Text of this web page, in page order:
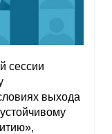
сессии
выхода